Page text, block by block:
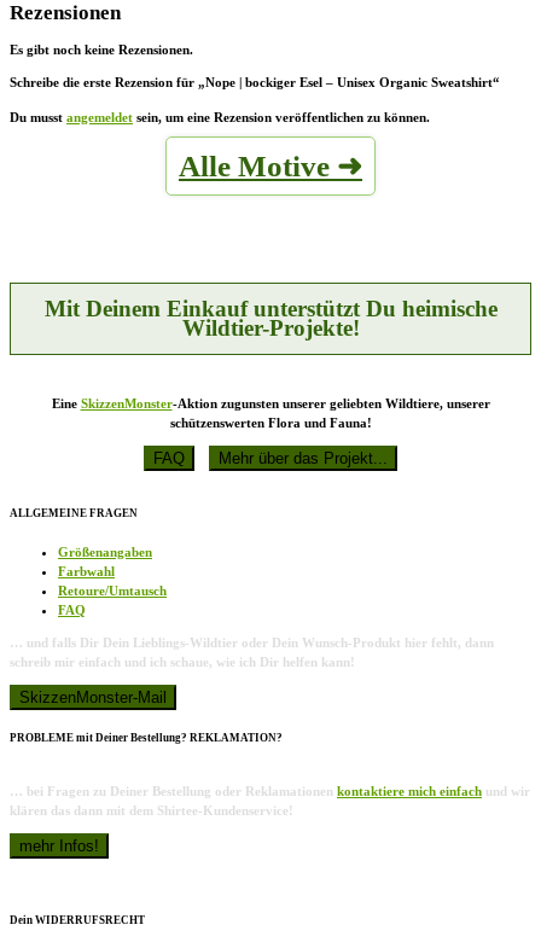
Rezensionen
Es gibt noch keine Rezensionen.
Schreibe die erste Rezension für „Nope | bockiger Esel – Unisex Organic Sweatshirt“
Du musst angemeldet sein, um eine Rezension veröffentlichen zu können.
Alle Motive ➜
Mit Deinem Einkauf unterstützt Du heimische
Wildtier-Projekte!
Eine SkizzenMonster-Aktion zugunsten unserer geliebten Wildtiere, unserer
schützenswerten Flora und Fauna!
ALLGEMEINE FRAGEN
Größenangaben
Farbwahl
Retoure/Umtausch
FAQ
… und falls Dir Dein Lieblings-Wildtier oder Dein Wunsch-Produkt hier fehlt, dann
schreib mir einfach und ich schaue, wie ich Dir helfen kann!
PROBLEME mit Deiner Bestellung? REKLAMATION?
… bei Fragen zu Deiner Bestellung oder Reklamationen kontaktiere mich einfach und wir
klären das dann mit dem Shirtee-Kundenservice!
Dein WIDERRUFSRECHT